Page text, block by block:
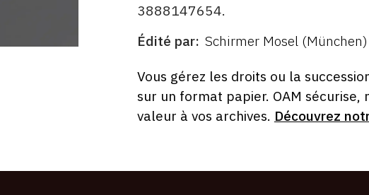
3888147654.
ÉDITÉ
Édité par Schirmer Mosel (München)
FORMAT
ÉTAT
Vous gérez les droits ou la
sur un format papier. OAM sécurise,
valeur à vos archives. Découvrez